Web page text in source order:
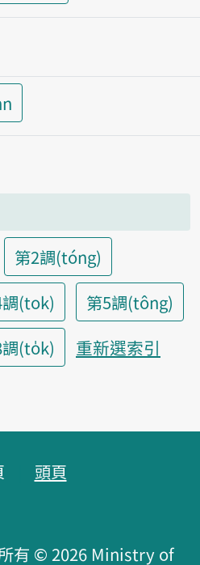
第2調(tóng)
(tok)
第5調(tông)
(to̍k) 重新選索引
頭頁
有 © 2026 Ministry of